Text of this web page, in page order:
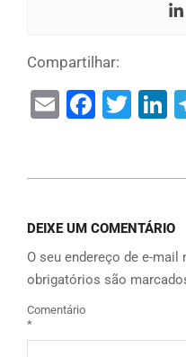
Compartilhar:
Email
DEIXE UM COMENTÁRIO
O seu endereço de e-mail
obrigatórios são
Comentário
*